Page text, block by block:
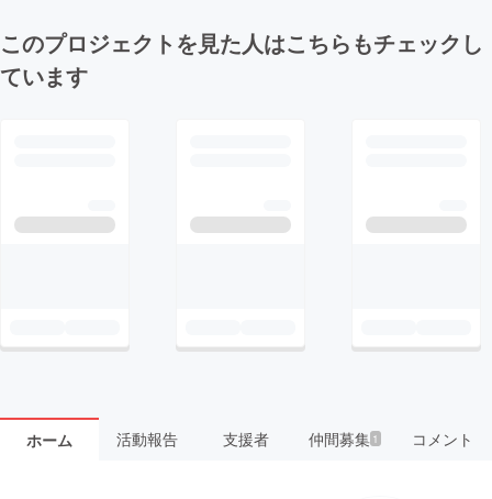
このプロジェクトを見た人はこちらもチェックし
ています
ホーム 活動報告 支援者 仲間募集 1 コメント